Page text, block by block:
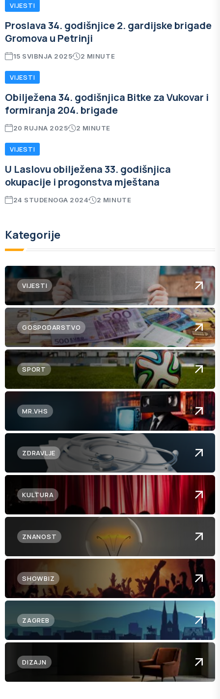
VIJESTI
Proslava 34. godišnjice 2. gardijske brigade
Gromova u Petrinji
15 SVIBNJA 2025 2 MINUTE
VIJESTI
Obilježena 34. godišnjica Bitke za Vukovar i
formiranja 204. brigade
20 RUJNA 2025 2 MINUTE
VIJESTI
U Laslovu obilježena 33. godišnjica
okupacije i progonstva mještana
24 STUDENOGA 2024 2 MINUTE
Kategorije
VIJESTI
GOSPODARSTVO
SPORT
MR.VHS
ZDRAVLJE
KULTURA
ZNANOST
SHOWBIZ
ZAGREB
DIZAJN